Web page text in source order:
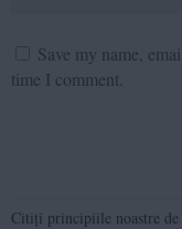
Save my name,
time I comment.
Citiți principiile noastre de